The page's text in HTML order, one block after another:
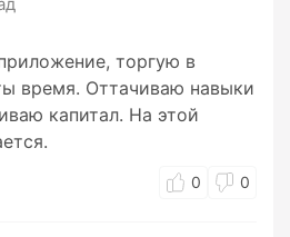
торгую в
время. Оттачиваю навыки
капитал. На этой
0 0